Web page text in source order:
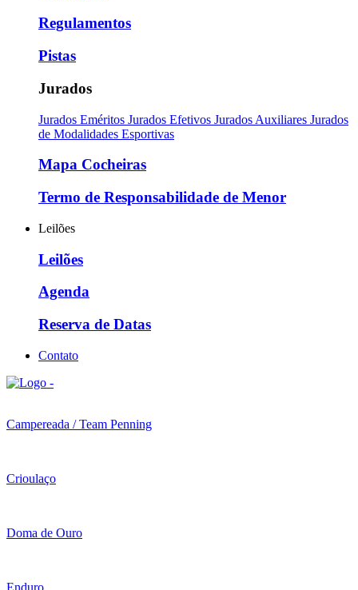
Regulamentos
Pistas
Jurados
Jurados Eméritos Jurados Efetivos Jurados Auxiliares Jurados
de Modalidades Esportivas
Mapa Cocheiras
Termo de Responsabilidade de Menor
Leilões
Leilões
Agenda
Reserva de Datas
Contato
Campereada / Team Penning
Crioulaço
Doma de Ouro
Enduro